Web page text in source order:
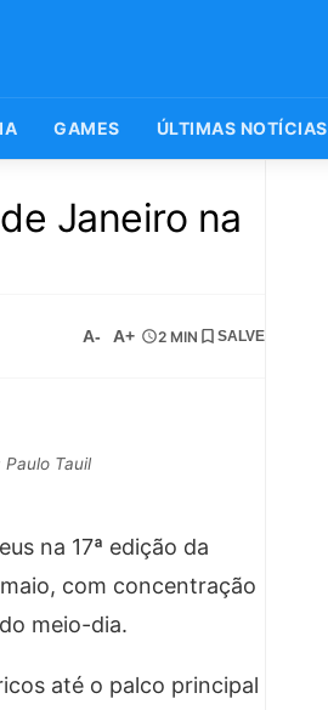
GAMES ÚLTIMAS NOTÍCIAS
Janeiro na
A- A+ 2 MIN SALVE
Tauil
na 17ª edição da
com concentração
meio-dia.
até o palco principal